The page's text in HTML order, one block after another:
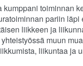
toiminnan
pariin läpi
liikkeen ja
muun
liikuntaa ja